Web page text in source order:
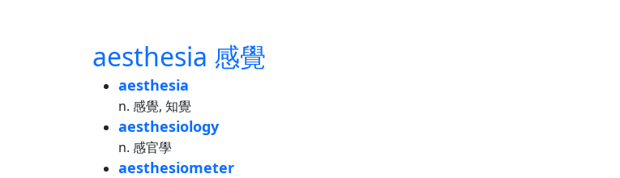
aesthesia 感覺
aesthesia
n. 感覺, 知覺
aesthesiology
n. 感官學
aesthesiometer